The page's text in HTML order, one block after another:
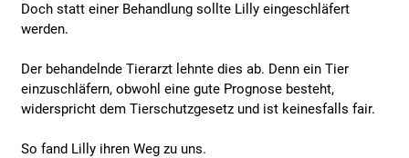
Doch statt einer Behandlung sollte Lilly eingeschläfert
werden.
Der behandelnde Tierarzt lehnte dies ab. Denn ein Tier
einzuschläfern, obwohl eine gute Prognose besteht,
widerspricht dem Tierschutzgesetz und ist keinesfalls fair.
So fand Lilly ihren Weg zu uns.